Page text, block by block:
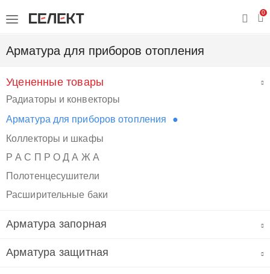
0
Арматура для приборов отопления
Уцененные товары
Радиаторы и конвекторы
Арматура для приборов отопления
Коллекторы и шкафы
Р А С П Р О Д А Ж А
Полотенцесушители
Расширительные баки
Арматура запорная
Арматура защитная